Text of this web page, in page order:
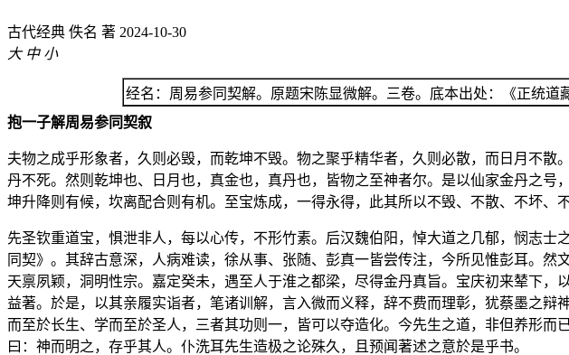
古代经典 佚名 著 2024-10-30
大 中 小
经名：周易参同契解。原题宋陈显微解。三卷。底本出处：《正统道
抱一子解周易参同契叙
夫物之成乎形象者，久则必毁，而乾坤不毁。物之聚乎精华者，久则必散，而日月不
丹不死。然则乾坤也、日月也，真金也，真丹也，皆物之至神者尔。是以仙家金丹之
坤升降则有候，坎离配合则有机。至宝炼成，一得永得，此其所以不毁、不散、不坏
先圣钦重道宝，惧泄非人，每以心传，不形竹素。后汉魏伯阳，悼大道之几郁，悯志
同契》。其辞古意深，人病难读，徐从事、张随、彭真一皆尝传注，今所见惟彭耳。
天禀夙颖，洞明性宗。嘉定癸未，遇至人于淮之都梁，尽得金丹真旨。宝庆初来辇下
益著。於是，以其亲履实诣者，笔诸训解，言入微而义释，辞不费而理彰，犹蔡墨之
而至於长生、学而至於圣人，三者其功则一，皆可以夺造化。今先生之道，非但养形
曰：神而明之，存乎其人。仆洗耳先生造极之论殊久，且预闻著述之意於是乎书。